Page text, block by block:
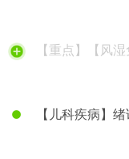
【重点】【风
【儿科疾病】绪